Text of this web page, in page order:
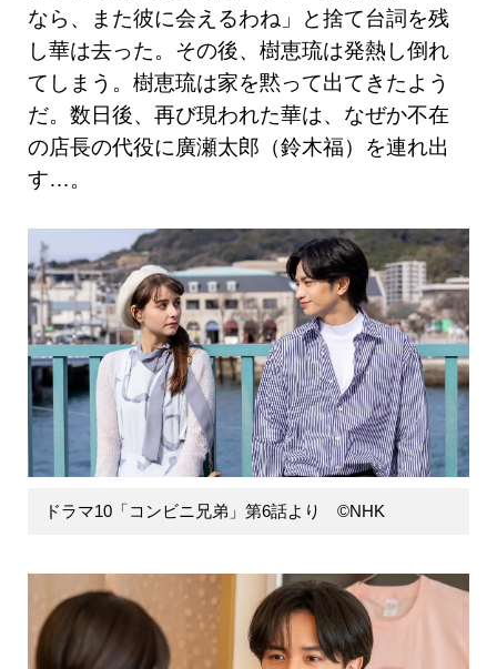
なら、また彼に会えるわね」と捨て台詞を残
し華は去った。その後、樹恵琉は発熱し倒れ
てしまう。樹恵琉は家を黙って出てきたよう
だ。数日後、再び現われた華は、なぜか不在
の店長の代役に廣瀬太郎（鈴木福）を連れ出
す…。
ドラマ10「コンビニ兄弟」第6話より ©NHK